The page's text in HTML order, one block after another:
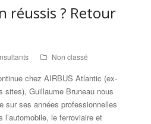
réussis ? Retour
Non classé
chez AIRBUS Atlantic (ex-
sites), Guillaume Bruneau nous
sur ses années professionnelles
l’automobile, le ferroviaire et